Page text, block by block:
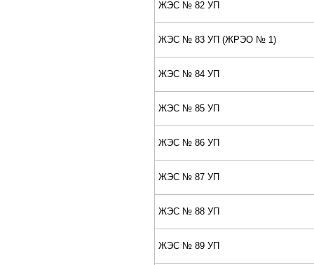
ЖЭС № 82 УП
ЖЭС № 83 УП (ЖPЭО № 1)
ЖЭС № 84 УП
ЖЭС № 85 УП
ЖЭС № 86 УП
ЖЭС № 87 УП
ЖЭС № 88 УП
ЖЭС № 89 УП